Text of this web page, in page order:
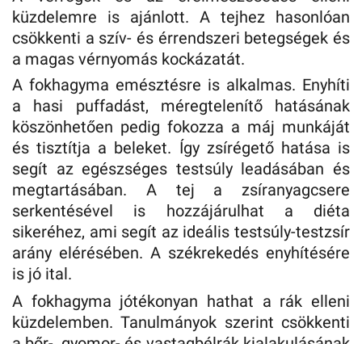
küzdelemre is ajánlott. A tejhez hasonlóan
csökkenti a szív- és érrendszeri betegségek és
a magas vérnyomás kockázatát.
A fokhagyma emésztésre is alkalmas. Enyhíti
a hasi puffadást, méregtelenítő hatásának
köszönhetően pedig fokozza a máj munkáját
és tisztítja a beleket. Így zsírégető hatása is
segít az egészséges testsúly leadásában és
megtartásában. A tej a zsíranyagcsere
serkentésével is hozzájárulhat a diéta
sikeréhez, ami segít az ideális testsúly-testzsír
arány elérésében. A székrekedés enyhítésére
is jó ital.
A fokhagyma jótékonyan hathat a rák elleni
küzdelemben. Tanulmányok szerint csökkenti